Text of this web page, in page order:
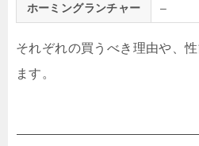
ホーミングランチャー –
それぞれの買うべき理由や、
ます。